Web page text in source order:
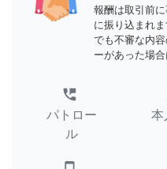
報酬は取引前
に振り込まれ
でも不審な内
ーがあった場合
perm_phone_msg
パトロー
ル
本